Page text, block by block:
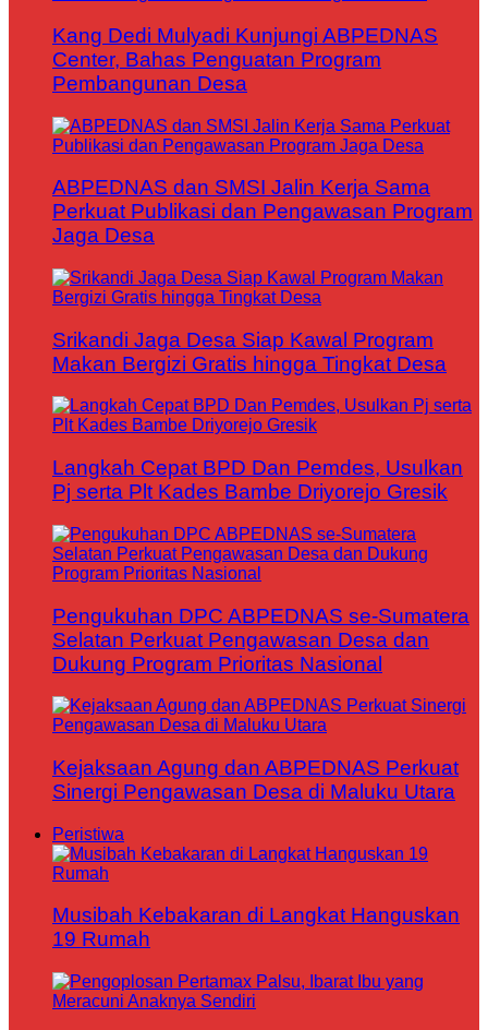
Kang Dedi Mulyadi Kunjungi ABPEDNAS
Center, Bahas Penguatan Program
Pembangunan Desa
ABPEDNAS dan SMSI Jalin Kerja Sama
Perkuat Publikasi dan Pengawasan Program
Jaga Desa
Srikandi Jaga Desa Siap Kawal Program
Makan Bergizi Gratis hingga Tingkat Desa
Langkah Cepat BPD Dan Pemdes, Usulkan
Pj serta Plt Kades Bambe Driyorejo Gresik
Pengukuhan DPC ABPEDNAS se-Sumatera
Selatan Perkuat Pengawasan Desa dan
Dukung Program Prioritas Nasional
Kejaksaan Agung dan ABPEDNAS Perkuat
Sinergi Pengawasan Desa di Maluku Utara
Peristiwa
Musibah Kebakaran di Langkat Hanguskan
19 Rumah